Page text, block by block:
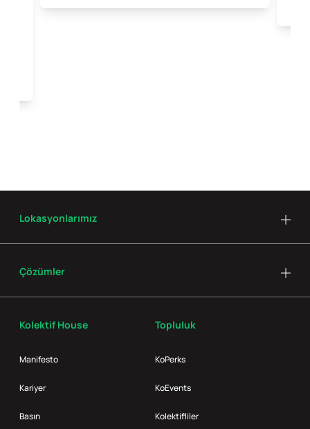
Kolektif House
Manifesto
Kariyer
Basın
Topluluk
KoPerks
KoEvents
Kolektifliler
Lokasyonlarımız
Çözümler